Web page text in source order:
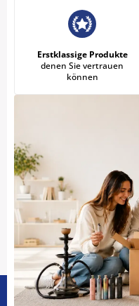
Erstklassige Produkte
denen Sie vertrauen
können